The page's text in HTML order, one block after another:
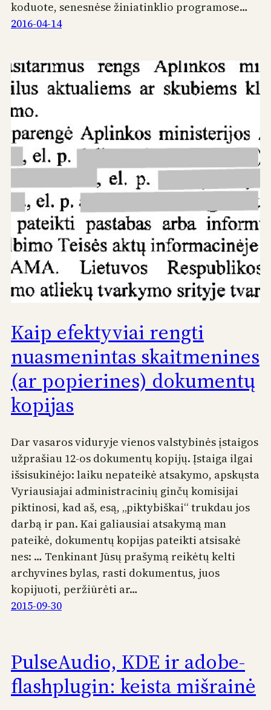
koduote, senesnėse žiniatinklio programose…
2016-04-14
Kaip efektyviai rengti
nuasmenintas skaitmenines
(ar popierines) dokumentų
kopijas
Dar vasaros viduryje vienos valstybinės įstaigos
užprašiau 12-os dokumentų kopijų. Įstaiga ilgai
išsisukinėjo: laiku nepateikė atsakymo, apskųsta
Vyriausiajai administracinių ginčų komisijai
piktinosi, kad aš, esą, „piktybiškai“ trukdau jos
darbą ir pan. Kai galiausiai atsakymą man
pateikė, dokumentų kopijas pateikti atsisakė
nes: … Tenkinant Jūsų prašymą reikėtų kelti
archyvines bylas, rasti dokumentus, juos
kopijuoti, peržiūrėti ar…
2015-09-30
PulseAudio, KDE ir adobe-
flashplugin: keista mišrainė